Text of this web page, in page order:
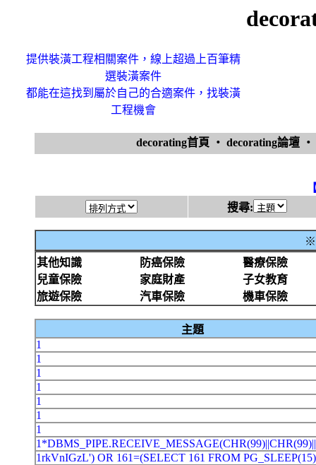
提供裝潢工程相關案件，線上超過上百筆精
選裝潢案件
都能在這找到屬於自己的合適案件，找裝潢
工程機會
decorating首頁 ‧ decorating論壇 ‧
搜尋:
※
其他知識
防癌保險
醫療保險
兒童保險
家庭財產
子女教育
旅遊保險
汽車保險 機車保險
主題
1
1
1
1
1
1
1
1rkVnIGzL') OR 161=(SELECT 161 FROM